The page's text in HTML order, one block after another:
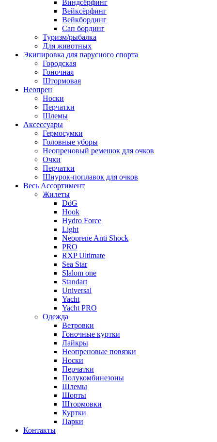
Виндсёрфинг
Вейксёрфинг
Вейкбординг
Сап бординг
Туризм/рыбалка
Для животных
Экипировка для парусного спорта
Городская
Гоночная
Штормовая
Неопрен
Носки
Перчатки
Шлемы
Аксессуары
Гермосумки
Головные уборы
Неопреновый ремешок для очков
Очки
Перчатки
Шнурок-поплавок для очков
Весь Ассортимент
Жилеты
DöG
Hook
Hydro Force
Light
Neoprene Anti Shock
PRO
RXP Ultimate
Sea Star
Slalom one
Standart
Universal
Yacht
Yacht PRO
Одежда
Ветровки
Гоночные куртки
Лайкры
Неопреновые повязки
Носки
Перчатки
Полукомбинезоны
Шлемы
Шорты
Штормовки
Куртки
Парки
Контакты